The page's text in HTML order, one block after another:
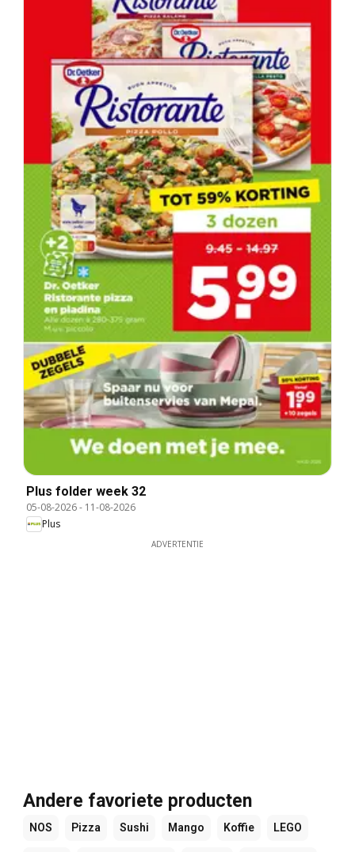
Plus folder week 32
05-08-2026- 11-08-2026
Plus
ADVERTENTIE
Andere favoriete producten
NOS Pizza Sushi Mango Koffie LEGO